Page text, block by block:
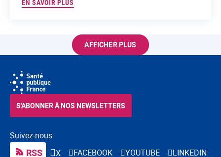
EN SAVOIR PLUS
AFFICHER PLUS
Suivez-nous
RSS X FACEBOOK YOUTUBE LINKEDIN
S'ABONNER À NOS NEWSLETTERS